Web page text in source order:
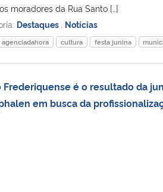
moradores da Rua Santo […]
Destaques Notícias
agenciadahora cultura festa junina
Frederiquense é o resultado da
em busca da